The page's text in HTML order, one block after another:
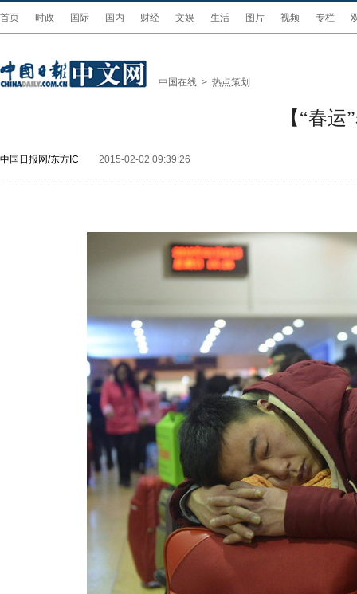
首页 时政 国际 国内 财经 文娱 生活 图片 视频 专栏
中国在线 > 热点策划
【“春
中国日报网/东方IC 2015-02-02 09:39:26